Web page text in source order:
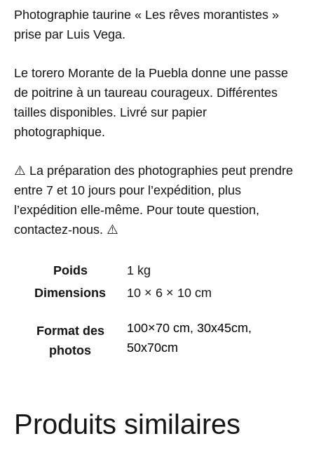
Photographie taurine « Les rêves morantistes »
prise par Luis Vega.
Le torero Morante de la Puebla donne une passe
de poitrine à un taureau courageux. Différentes
tailles disponibles. Livré sur papier
photographique.
⚠️ La préparation des photographies peut prendre
entre 7 et 10 jours pour l’expédition, plus
l’expédition elle-même. Pour toute question,
contactez-nous. ⚠️
Poids
1 kg
Dimensions
10 × 6 × 10 cm
Format des
photos
100×70 cm, 30x45cm,
50x70cm
Produits similaires